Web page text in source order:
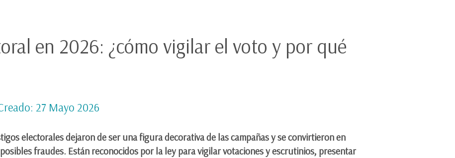
en 2026: ¿cómo vigilar el voto y por qué
27 Mayo 2026
electorales dejaron de ser una figura decorativa de las campañas y se convirtieron en
fraudes. Están reconocidos por la ley para vigilar votaciones y escrutinios, presentar